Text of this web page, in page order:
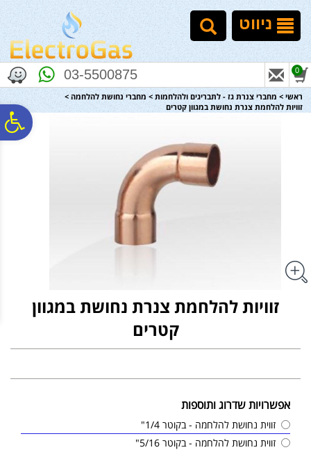
נגישות
אתר
המרכזי
ניווט
03-5500875 0
ראשי > מחברי צנרת גז - לתבריגים ולהלחמות > מחברי נחושת להלחמה >
זוויות להלחמת צנרת נחושת במגוון קטרים
זוויות להלחמת צנרת נחושת במגוון
קטרים
אפשרויות שדרוג ותוספות
זווית נחושת להלחמה - בקוטר 1/4"
זווית נחושת להלחמה - בקוטר 5/16"